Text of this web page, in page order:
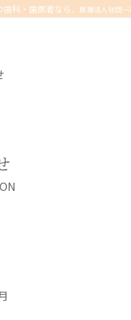
科・歯医者なら、 医療法人社団